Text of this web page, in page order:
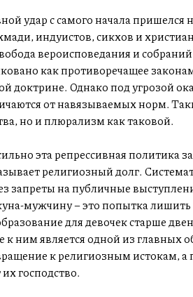
удар с самого начала
индуистов, сикхов и
вероисповедания и
как противоречащее
доктрине. Однако под угрозой
от навязываемых норм.
но и плюрализм как таковой.
эта репрессивная политика
религиозный долг.
запреты на публичные
мужчину – это попытка
для девочек старше
к ним является одной из главных
к религиозным истокам,
господство.